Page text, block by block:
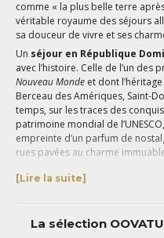
comme « la plus belle terre
véritable royaume des séjours
sa douceur de vivre et ses
Un séjour en République
avec l’histoire. Celle de l’un
Nouveau Mondeet dont
Berceau des Amériques, Saint-
temps, sur les traces des
patrimoine mondial de
empreinte d’un parfum de
rues pavées au charme
Un voyage en République
d’un pays doté de 600
caractéristiques. La côte sud
[Lire la suite]
La sélection